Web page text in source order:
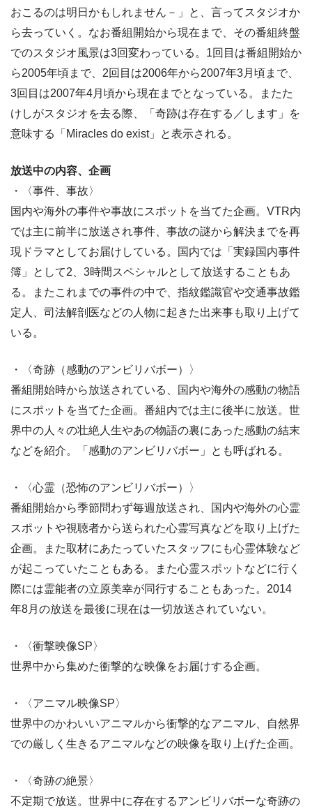
おこるのは明日かもしれません－」と、言ってスタジオか
ら去っていく。なお番組開始から現在まで、その番組終盤
でのスタジオ風景は3回変わっている。1回目は番組開始か
ら2005年頃まで、2回目は2006年から2007年3月頃まで、
3回目は2007年4月頃から現在までとなっている。またた
けしがスタジオを去る際、「奇跡は存在する／します」を
意味する「Miracles do exist」と表示される。
放送中の内容、企画
・〈事件、事故〉
国内や海外の事件や事故にスポットを当てた企画。VTR内
では主に前半に放送され事件、事故の謎から解決までを再
現ドラマとしてお届けしている。国内では「実録国内事件
簿」として2、3時間スペシャルとして放送することもあ
る。またこれまでの事件の中で、指紋鑑識官や交通事故鑑
定人、司法解剖医などの人物に起きた出来事も取り上げて
いる。
・〈奇跡（感動のアンビリバボー）〉
番組開始時から放送されている、国内や海外の感動の物語
にスポットを当てた企画。番組内では主に後半に放送。世
界中の人々の壮絶人生やあの物語の裏にあった感動の結末
などを紹介。「感動のアンビリバボー」とも呼ばれる。
・〈心霊（恐怖のアンビリバボー）〉
番組開始から季節問わず毎週放送され、国内や海外の心霊
スポットや視聴者から送られた心霊写真などを取り上げた
企画。また取材にあたっていたスタッフにも心霊体験など
が起こっていたこともある。また心霊スポットなどに行く
際には霊能者の立原美幸が同行することもあった。2014
年8月の放送を最後に現在は一切放送されていない。
・〈衝撃映像SP〉
世界中から集めた衝撃的な映像をお届けする企画。
・〈アニマル映像SP〉
世界中のかわいいアニマルから衝撃的なアニマル、自然界
での厳しく生きるアニマルなどの映像を取り上げた企画。
・〈奇跡の絶景〉
不定期で放送。世界中に存在するアンビリバボーな奇跡の